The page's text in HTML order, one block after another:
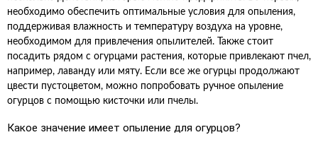
необходимо обеспечить оптимальные условия для опыления,
поддерживая влажность и температуру воздуха на уровне,
необходимом для привлечения опылителей. Также стоит
посадить рядом с огурцами растения, которые привлекают пчел,
например, лаванду или мяту. Если все же огурцы продолжают
цвести пустоцветом, можно попробовать ручное опыление
огурцов с помощью кисточки или пчелы.
Какое значение имеет опыление для огурцов?